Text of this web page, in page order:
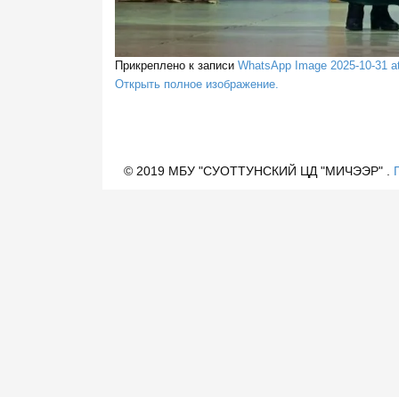
Прикреплено к записи WhatsApp Image 2025-10-31
Открыть полное изображение.
© 2019 МБУ "СУОТТУНСКИЙ ЦД "МИЧЭЭР" .